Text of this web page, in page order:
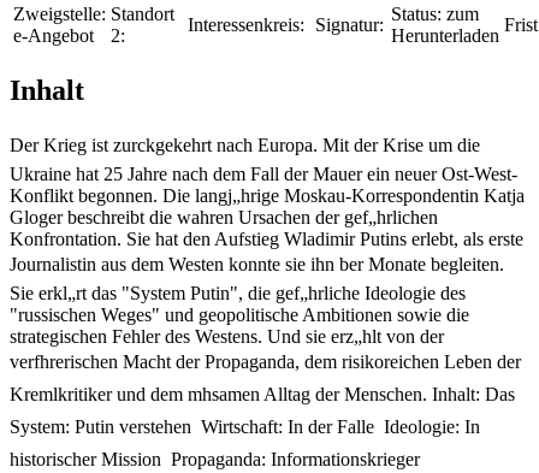
Zweigstelle:
e-Angebot
Standort
2:
Interessenkreis: Signatur:
Status: zum
Herunterladen
Inhalt
Der Krieg ist zurckgekehrt nach Europa. Mit der Krise um die
Ukraine hat 25 Jahre nach dem Fall der Mauer ein neuer Ost-West-
Konflikt begonnen. Die langj„hrige Moskau-Korrespondentin Katja
Gloger beschreibt die wahren Ursachen der gef„hrlichen
Konfrontation. Sie hat den Aufstieg Wladimir Putins erlebt, als erste
Journalistin aus dem Westen konnte sie ihn ber Monate begleiten.
Sie erkl„rt das "System Putin", die gef„hrliche Ideologie des
"russischen Weges" und geopolitische Ambitionen sowie die
strategischen Fehler des Westens. Und sie erz„hlt von der
verfhrerischen Macht der Propaganda, dem risikoreichen Leben der
Kremlkritiker und dem mhsamen Alltag der Menschen. Inhalt: Das
System: Putin verstehen  Wirtschaft: In der Falle  Ideologie: In
historischer Mission  Propaganda: Informationskrieger 